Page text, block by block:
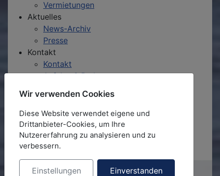
Vermietungen
Aktuelles
News-Archiv
Presse
Kontakt
Kontakt
Anfahrt & Parken
Presseinfos
Jobs & Ehrenamt
Schwimmaufsicht
Reinigungskräfte
Ehrenamtliche Hilfe
Wir verwenden Cookies
Diese Website verwendet eigene und
Drittanbieter-Cookies, um Ihre
Nutzererfahrung zu analysieren und zu
verbessern.
Einstellungen Einverstanden